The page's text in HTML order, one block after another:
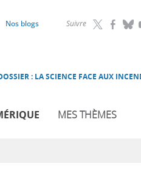
Suivre
Nos blogs
: LA SCIENCE FACE AUX
MES THÈMES